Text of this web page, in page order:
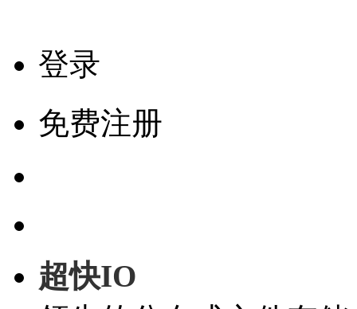
登录
免费注册
超快IO